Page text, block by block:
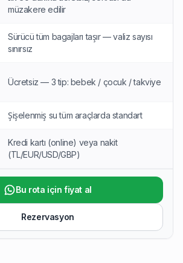
müzakere edilir
Sürücü tüm bagajları taşır — valiz sayısı
sınırsız
Ücretsiz — 3 tip: bebek / çocuk / takviye
Şişelenmiş su tüm araçlarda standart
Kredi kartı (online) veya nakit
(TL/EUR/USD/GBP)
Bu rota için fiyat al
Rezervasyon